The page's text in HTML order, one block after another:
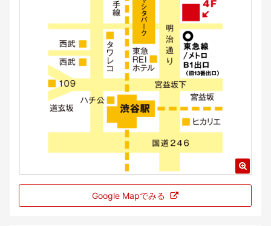
Google Mapでみる